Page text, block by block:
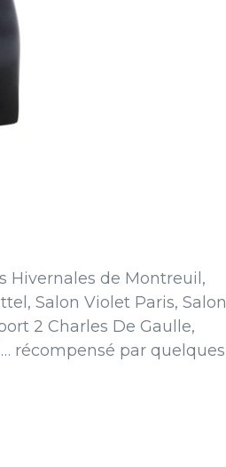
Hivernales de Montreuil,
Salon Violet Paris, Salon
2 Charles De Gaulle,
récompensé par quelques